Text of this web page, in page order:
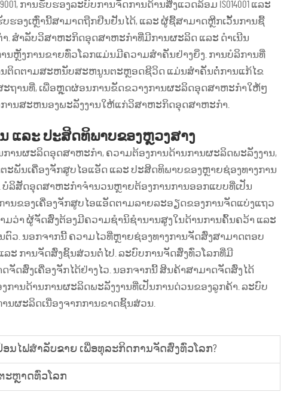
ການຮັບຮອງລະບົບການຈັດການດ້ານສິ່ງແວດລ້ອມ ISO14001 ແລະ
ບຮອງເຫຼົ່ານີ້ສາມາດຖືກຢືນຢັນໄດ້, ແລະ ຜູ້ຊື້ສາມາດຫຼີກເວັ້ນການຊື້
ສຳລັບວິສາຫະກິດອຸດສາຫະກຳທີ່ມີການຜະລິດ ແລະ ດຳເນີນ
ນຫຼັງການຂາຍທົ່ວໂລກແມ່ນມີຄວາມສຳຄັນຢ່າງຍິ່ງ. ການບໍລິການທີ່
ານຕິດຕາມສະຫນັບສະຫນູນຕະຫຼອດຊີວິດ ແມ່ນສຳຄັນຕໍ່ການແກ້ໄຂ
ຖານທີ່, ເພື່ອຫຼຸດຜ່ອນການຂັດຂວາງການຜະລິດອຸດສາຫະກຳໃຫ້ໆ່
ານສະຫນອງພະລັງງານໃຫ້ແກ່ວິສາຫະກິດອຸດສາຫະກຳ.
ແລະ ປະສິດທິພາບຂອງຫຼວງສາງ
ການຜະລິດອຸດສາຫະກຳ, ຄວາມຕ້ອງການດ້ານການຜະລິດພະລັງງານ,
ພັນເຄື່ອງຈັກສູບໄອແອັດ ແລະ ປະສິດທິພາບຂອງຫຼາຍຊ່ອງທາງການ
ບໍລິສັດອຸດສາຫະກຳຈຳນວນຫຼາຍຕ້ອງການການອອກແບບທີ່ເປັນ
ານຂອງເຄື່ອງຈັກສູບໄອແອັດຕາມລາຍລະອຽດຂອງການຈັດແບ່ງແຖວ
ວ່າ ຜູ້ຈັດສົ່ງຕ້ອງມີຄວາມຊຳນິຊຳນານສູງໃນດ້ານການຄົ້ນຄວ້າ ແລະ
ຕົວ. ນອກຈາກນີ້ ຄວາມໄວທີ່ຫຼາຍຊ່ອງທາງການຈັດສົ່ງສາມາດຕອບ
ລະ ການຈັດສົ່ງຊິ້ນສ່ວນຕໍ່ໄປ. ລະບົບການຈັດສົ່ງທົ່ວໂລກທີ່ມີ
ດສົ່ງເຄື່ອງຈັກໄດ້ຢ່າງໄວ. ນອກຈາກນີ້ ສິນຄ້າສາມາດຈັດສົ່ງໄດ້
ການດ້ານການຜະລິດພະລັງງານທີ່ເປັນການດ່ວນຂອງລູກຄ້າ. ລະບົບ
ນຜະລິດເນື່ອງຈາກການຂາດຊິ້ນສ່ວນ.
ນໄຟສຳລັບຂາຍ ເພື່ອທຸລະກິດການຈັດສົ່ງທົ່ວໂລກ?
ະຫຼາດທົ່ວໂລກ